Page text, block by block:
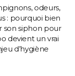
odeurs,
: pourquoi bien
son siphon pour
devient un vrai
d’hygiène